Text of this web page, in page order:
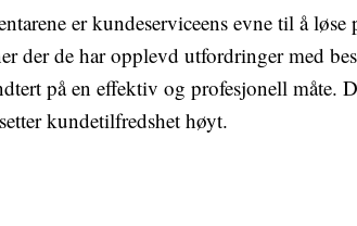
er kundeserviceens evne til å
der de har opplevd utfordringer med
på en effektiv og profesjonell måte.
kundetilfredshet høyt.